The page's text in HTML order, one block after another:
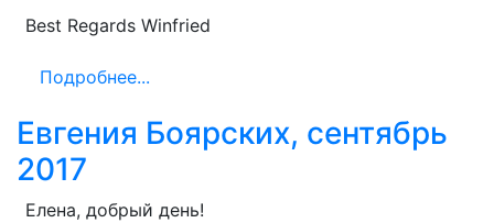
Best Regards Winfried
Подробнее...
Евгения Боярских, сентябрь
2017
Елена, добрый день!